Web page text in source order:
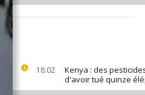
18:02
Kenya : des
d'avoir tué quinze